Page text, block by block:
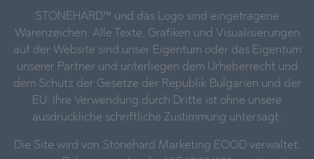
STONEHARD™ und das Logo sind eingetragene
Warenzeichen. Alle Texte, Grafiken und Visualisierungen
auf der Website sind unser Eigentum oder das Eigentum
unserer Partner und unterliegen dem Urheberrecht und
dem Schutz der Gesetze der Republik Bulgarien und der
EU. Ihre Verwendung durch Dritte ist ohne unsere
ausdrückliche schriftliche Zustimmung untersagt.
Die Site wird von Stonehard Marketing EOOD verwaltet,